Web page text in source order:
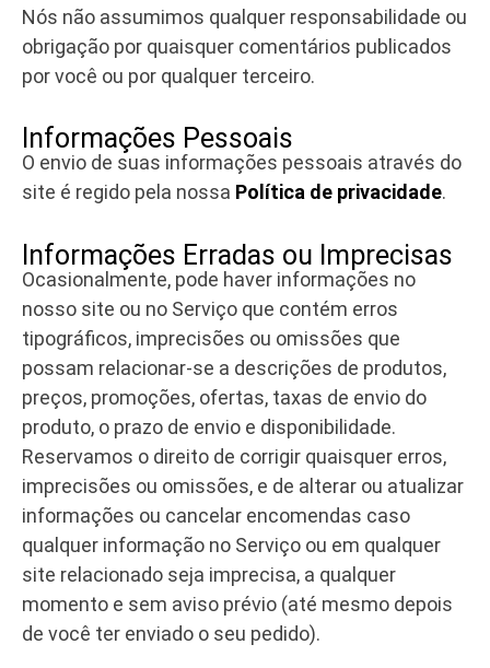
Nós não assumimos qualquer responsabilidade ou
obrigação por quaisquer comentários publicados
por você ou por qualquer terceiro.
Informações Pessoais
O envio de suas informações pessoais através do
site é regido pela nossa Política de privacidade.
Informações Erradas ou Imprecisas
Ocasionalmente, pode haver informações no
nosso site ou no Serviço que contém erros
tipográficos, imprecisões ou omissões que
possam relacionar-se a descrições de produtos,
preços, promoções, ofertas, taxas de envio do
produto, o prazo de envio e disponibilidade.
Reservamos o direito de corrigir quaisquer erros,
imprecisões ou omissões, e de alterar ou atualizar
informações ou cancelar encomendas caso
qualquer informação no Serviço ou em qualquer
site relacionado seja imprecisa, a qualquer
momento e sem aviso prévio (até mesmo depois
de você ter enviado o seu pedido).